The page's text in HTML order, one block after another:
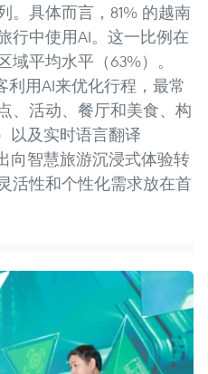
。具体而言，81% 的越南
行中使用AI。这一比例在
平均水平（63%）。
利用AI来优化行程，最常
、活动、餐厅和美食、构
以及实时语言翻译
向智慧旅游沉浸式体验转
活性和个性化需求放在首